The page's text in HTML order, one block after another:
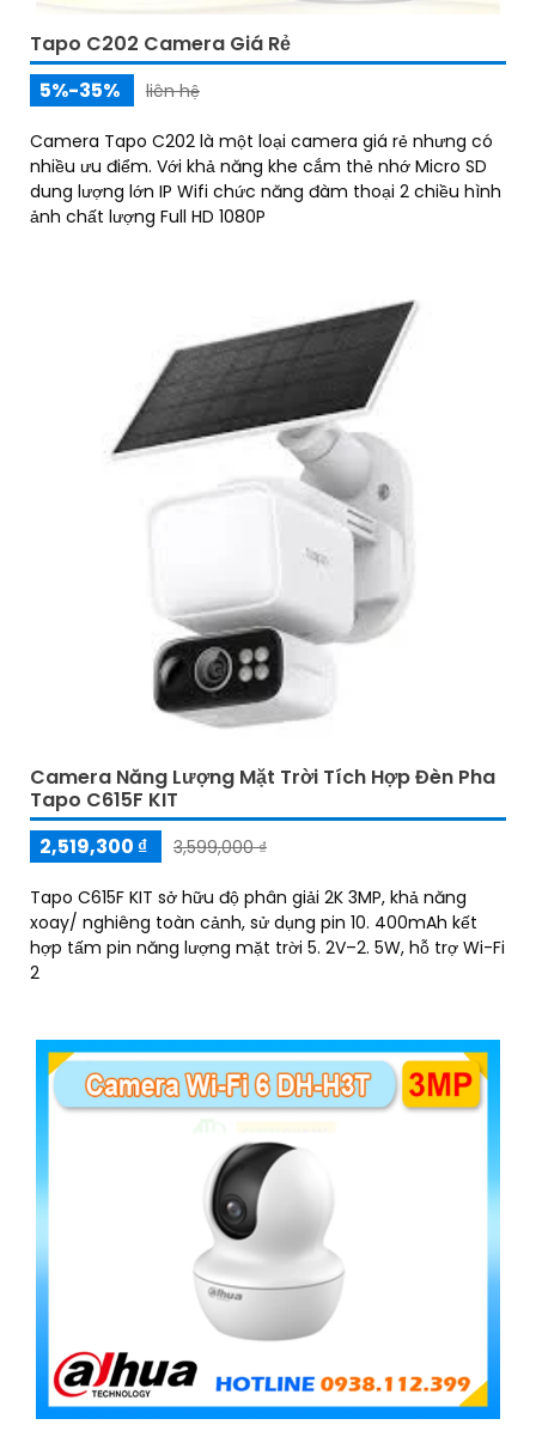
Tapo C202 Camera Giá Rẻ
5%-35%
liên hệ
Camera Tapo C202 là một loại camera giá rẻ nhưng có
nhiều ưu điểm. Với khả năng khe cắm thẻ nhớ Micro SD
dung lượng lớn IP Wifi chức năng đàm thoại 2 chiều hình
ảnh chất lượng Full HD 1080P
Camera Năng Lượng Mặt Trời Tích Hợp Đèn Pha
Tapo C615F KIT
2,519,300 ₫
3,599,000 ₫
Tapo C615F KIT sở hữu độ phân giải 2K 3MP, khả năng
xoay/ nghiêng toàn cảnh, sử dụng pin 10. 400mAh kết
hợp tấm pin năng lượng mặt trời 5. 2V–2. 5W, hỗ trợ Wi-Fi
2